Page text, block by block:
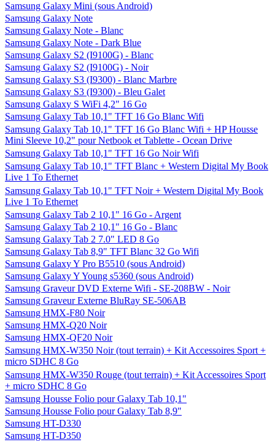
Samsung Galaxy Mini (sous Android)
Samsung Galaxy Note
Samsung Galaxy Note - Blanc
Samsung Galaxy Note - Dark Blue
Samsung Galaxy S2 (I9100G) - Blanc
Samsung Galaxy S2 (I9100G) - Noir
Samsung Galaxy S3 (I9300) - Blanc Marbre
Samsung Galaxy S3 (I9300) - Bleu Galet
Samsung Galaxy S WiFi 4,2" 16 Go
Samsung Galaxy Tab 10,1" TFT 16 Go Blanc Wifi
Samsung Galaxy Tab 10,1" TFT 16 Go Blanc Wifi + HP Housse
Mini Sleeve 10,2" pour Netbook et Tablette - Ocean Drive
Samsung Galaxy Tab 10,1" TFT 16 Go Noir Wifi
Samsung Galaxy Tab 10,1" TFT Blanc + Western Digital My Book
Live 1 To Ethernet
Samsung Galaxy Tab 10,1" TFT Noir + Western Digital My Book
Live 1 To Ethernet
Samsung Galaxy Tab 2 10,1" 16 Go - Argent
Samsung Galaxy Tab 2 10,1" 16 Go - Blanc
Samsung Galaxy Tab 2 7.0" LED 8 Go
Samsung Galaxy Tab 8,9" TFT Blanc 32 Go Wifi
Samsung Galaxy Y Pro B5510 (sous Android)
Samsung Galaxy Y Young s5360 (sous Android)
Samsung Graveur DVD Externe Wifi - SE-208BW - Noir
Samsung Graveur Externe BluRay SE-506AB
Samsung HMX-F80 Noir
Samsung HMX-Q20 Noir
Samsung HMX-QF20 Noir
Samsung HMX-W350 Noir (tout terrain) + Kit Accessoires Sport +
micro SDHC 8 Go
Samsung HMX-W350 Rouge (tout terrain) + Kit Accessoires Sport
+ micro SDHC 8 Go
Samsung Housse Folio pour Galaxy Tab 10,1"
Samsung Housse Folio pour Galaxy Tab 8,9"
Samsung HT-D330
Samsung HT-D350